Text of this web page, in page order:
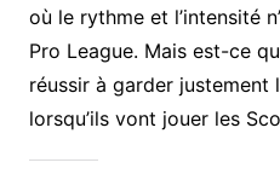
où le rythme et l’intensité
Pro League. Mais est-ce
réussir à garder justement
lorsqu’ils vont jouer les